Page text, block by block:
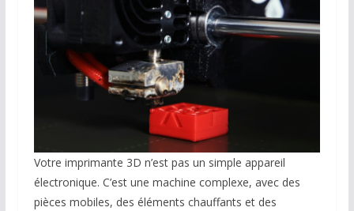
Votre imprimante 3D n’est pas un simple appareil
électronique. C’est une machine complexe, avec des
pièces mobiles, des éléments chauffants et des